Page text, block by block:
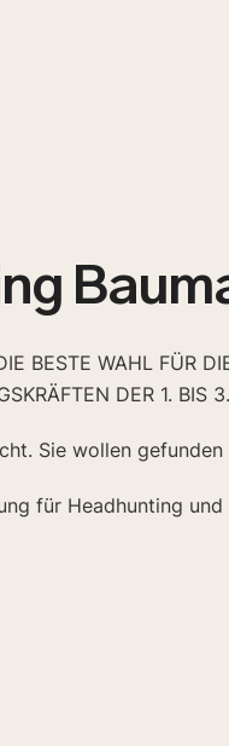
BESTE WAHL FÜR
DER 1. BIS
Sie wollen gefunden
für Headhunting